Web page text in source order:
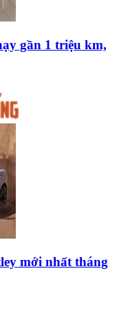
gần 1 triệu km,
mới nhất tháng